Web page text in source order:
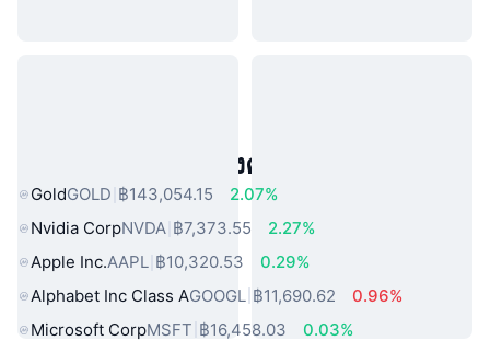
สินทรัพย์ในโลกแห่งความจริงยอดนิยม
GoldGOLD ฿143,054.15
2.07%
Nvidia CorpNVDA ฿7,373.55
2.27%
Apple Inc.AAPL ฿10,320.53
0.29%
Alphabet Inc Class AGOOGL ฿11,690.62
0.96%
Microsoft CorpMSFT ฿16,458.03
0.03%